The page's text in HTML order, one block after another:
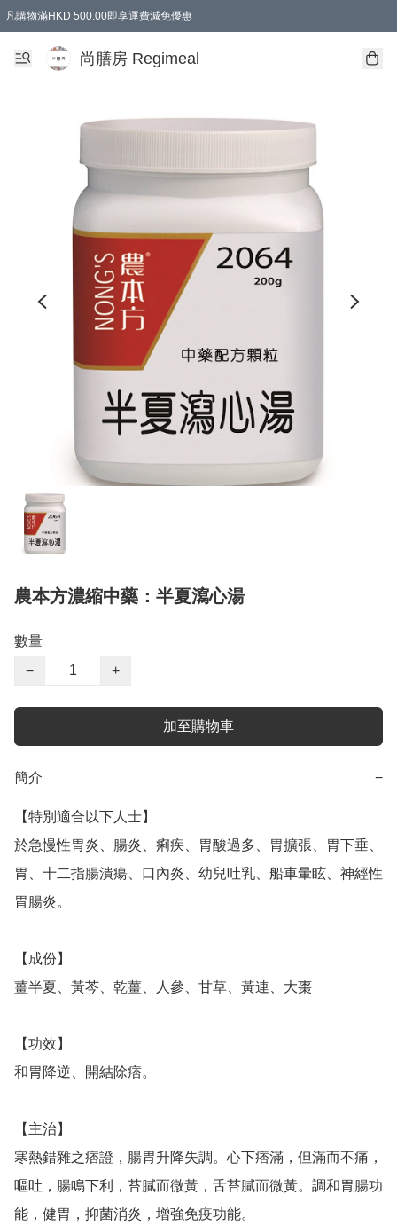
凡購物滿HKD 500.00即享運費減免優惠
尚膳房 Regimeal
農本方濃縮中藥：半夏瀉心湯
數量
−
+
加至購物車
簡介 −
【特別適合以下人士】
於急慢性胃炎、腸炎、痢疾、胃酸過多、胃擴張、胃下垂、
胃、十二指腸潰瘍、口內炎、幼兒吐乳、船車暈眩、神經性
胃腸炎。
【成份】
薑半夏、黃芩、乾薑、人參、甘草、黃連、大棗
【功效】
和胃降逆、開結除痞。
【主治】
寒熱錯雜之痞證，腸胃升降失調。心下痞滿，但滿而不痛，
嘔吐，腸鳴下利，苔膩而微黃，舌苔膩而微黃。調和胃腸功
能，健胃，抑菌消炎，增強免疫功能。